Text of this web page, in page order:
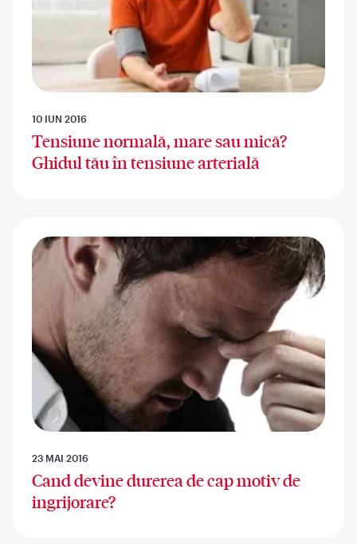
10 IUN 2016
Tensiune normală, mare sau mică?
Ghidul tău în tensiune arterială
23 MAI 2016
Cand devine durerea de cap motiv de
ingrijorare?